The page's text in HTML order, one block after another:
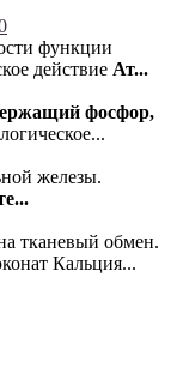
функции
действие Ат...
фосфор,
железы.
тканевый обмен.
Кальция...